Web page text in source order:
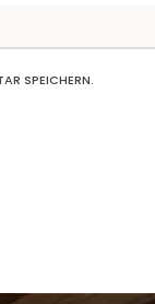
SPEICHERN.